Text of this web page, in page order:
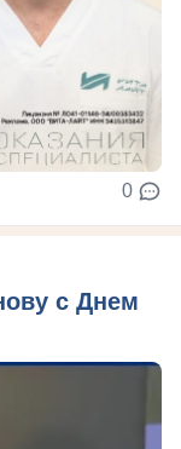
0
с Днем